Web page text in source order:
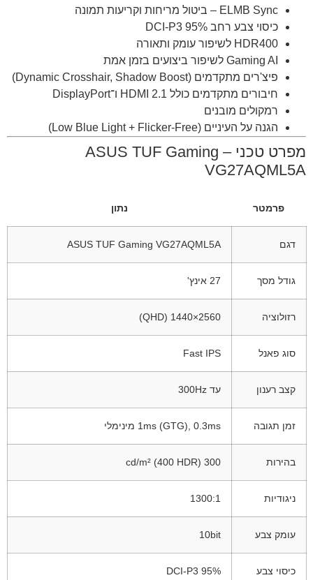
ELMB Sync – ביטול מריחות וקריעות תמונה
כיסוי צבע רחב 95% DCI-P3
HDR400 לשיפור עומק ותאורה
Gaming AI לשיפור ביצועים בזמן אמת
פיצ'רים מתקדמים (Dynamic Crosshair, Shadow Boost)
חיבורים מתקדמים כולל HDMI 2.1 ו־DisplayPort
רמקולים מובנים
הגנה על העיניים (Low Blue Light + Flicker-Free)
מפרט טכני – ASUS TUF Gaming
VG27AQML5A
פרמטר נתון
דגם ASUS TUF Gaming VG27AQML5A
גודל מסך 27 אינץ'
רזולוציה 2560×1440 (QHD)
סוג פאנל Fast IPS
קצב רענון עד 300Hz
זמן תגובה 1ms (GTG), 0.3ms מינימלי
בהירות 300 cd/m² (400 HDR)
ניגודיות 1300:1
עומק צבע 10bit
כיסוי צבע 95% DCI-P3